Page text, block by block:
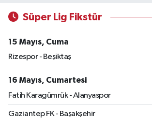
Süper Lig Fikstür
15 Mayıs, Cuma
Rizespor - Beşiktaş
16 Mayıs, Cumartesi
Fatih Karagümrük - Alanyaspor
Gaziantep FK - Başakşehir